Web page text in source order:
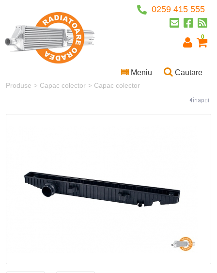
0
Meniu Cautare
Produse > Capac colector > Capac colector
0259 415 555